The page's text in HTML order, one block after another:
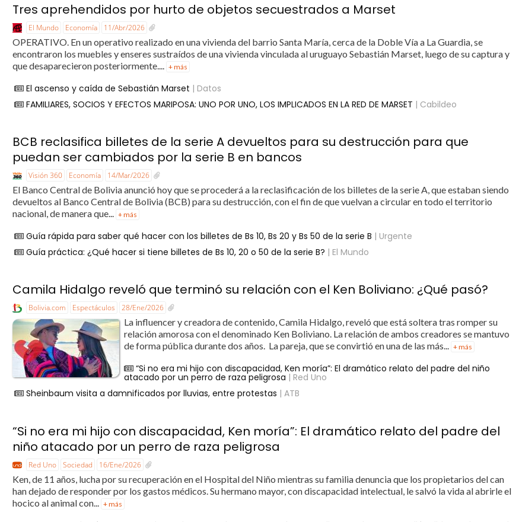
Tres aprehendidos por hurto de objetos secuestrados a Marset
El Mundo Economía 11/Abr/2026
OPERATIVO. En un operativo realizado en una vivienda del barrio Santa María, cerca de la Doble Vía a La Guardia, se
encontraron los muebles y enseres sustraídos de una vivienda vinculada al uruguayo Sebastián Marset, luego de su captura y
que desaparecieron posteriormente....
+ más
El ascenso y caída de Sebastián Marset | Datos
FAMILIARES, SOCIOS Y EFECTOS MARIPOSA: UNO POR UNO, LOS IMPLICADOS EN LA RED DE MARSET | Cabildeo
BCB reclasifica billetes de la serie A devueltos para su destrucción para que
puedan ser cambiados por la serie B en bancos
Visión 360 Economía 14/Mar/2026
El Banco Central de Bolivia anunció hoy que se procederá a la reclasificación de los billetes de la serie A, que estaban siendo
devueltos al Banco Central de Bolivia (BCB) para su destrucción, con el fin de que vuelvan a circular en todo el territorio
nacional, de manera que... + más
Guía rápida para saber qué hacer con los billetes de Bs 10, Bs 20 y Bs 50 de la serie B | Urgente
Guía práctica: ¿Qué hacer si tiene billetes de Bs 10, 20 o 50 de la serie B? | El Mundo
Camila Hidalgo reveló que terminó su relación con el Ken Boliviano: ¿Qué pasó?
Bolivia.com Espectáculos 28/Ene/2026
La influencer y creadora de contenido, Camila Hidalgo, reveló que está soltera tras romper su
relación amorosa con el denominado Ken Boliviano. La relación de ambos creadores se mantuvo
de forma pública durante dos años. La pareja, que se convirtió en una de las más... + más
“Si no era mi hijo con discapacidad, Ken moría”: El dramático relato del padre del niño
atacado por un perro de raza peligrosa | Red Uno
Sheinbaum visita a damnificados por lluvias, entre protestas | ATB
“Si no era mi hijo con discapacidad, Ken moría”: El dramático relato del padre del
niño atacado por un perro de raza peligrosa
Red Uno Sociedad 16/Ene/2026
Ken, de 11 años, lucha por su recuperación en el Hospital del Niño mientras su familia denuncia que los propietarios del can
han dejado de responder por los gastos médicos. Su hermano mayor, con discapacidad intelectual, le salvó la vida al abrirle el
hocico al animal con...
+ más